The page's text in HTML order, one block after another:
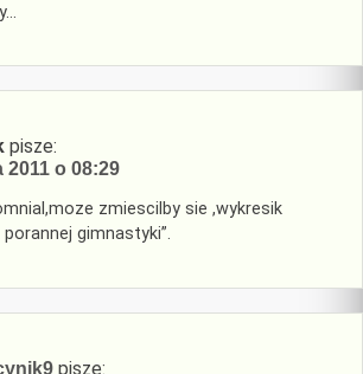
pisze:
2011 o 08:29
zmiescilby sie ,wykresik
porannej gimnastyki”.
pisze: